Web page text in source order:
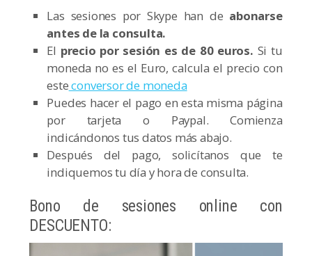
Las sesiones por Skype han de abonarse
antes de la consulta.
El precio por sesión es de 80 euros. Si tu
moneda no es el Euro, calcula el precio con
esteconversor de moneda
Puedes hacer el pago en esta misma página
por tarjeta o Paypal. Comienza
indicándonos tus datos más abajo.
Después del pago, solicítanos que te
indiquemos tu día y hora de consulta.
Bono de sesiones online con
DESCUENTO: